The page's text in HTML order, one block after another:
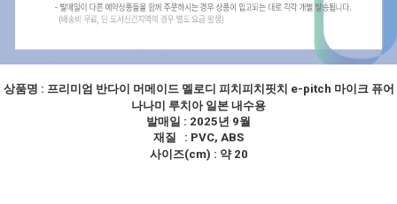
상품명 : 프리미엄 반다이 머메이드 멜로디 피치피치핏치 e-pitch 마이크 퓨어
나나미 루치아 일본 내수용
발매일 : 2025년 9월
재질 : PVC, ABS
사이즈(cm) : 약 20